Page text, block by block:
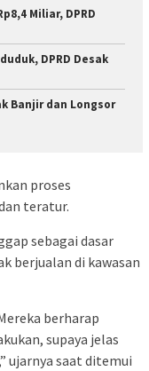
Miliar, DPRD
DPRD Desak
Banjir dan Longsor
proses
teratur.
sebagai dasar
berjualan di kawasan
berharap
supaya jelas
ujarnya saat ditemui